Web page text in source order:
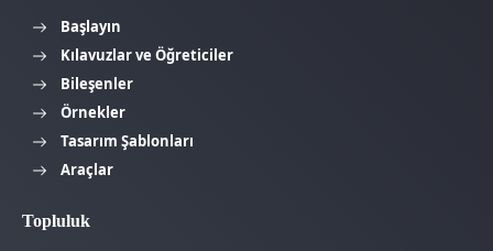
Başlayın
Kılavuzlar ve Öğreticiler
Bileşenler
Örnekler
Tasarım Şablonları
Araçlar
Topluluk